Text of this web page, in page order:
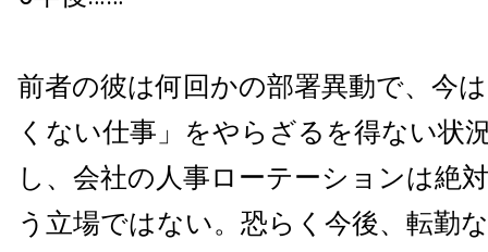
前者の彼は何回かの部署異動で、今
くない仕事」をやらざるを得ない状
し、会社の人事ローテーションは絶
う立場ではない。恐らく今後、転勤